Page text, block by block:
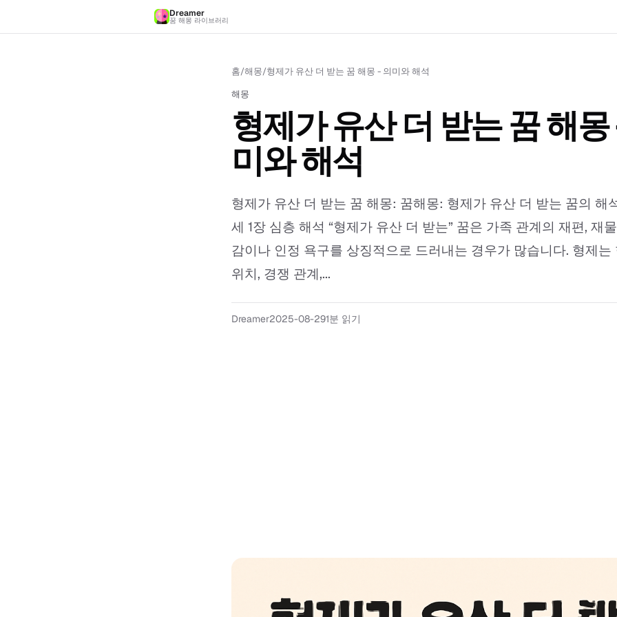
Dreamer
꿈 해몽 라이브러리
홈/해몽/형제가 유산 더 받는 꿈 해몽 - 의미와 해석
해몽
형제가 유산 더 받는 꿈 해
미와 해석
형제가 유산 더 받는 꿈 해몽: 꿈해몽: 형제가 유산 더 받는 꿈의 해
세 1장 심층 해석 “형제가 유산 더 받는” 꿈은 가족 관계의 재편, 재
감이나 인정 욕구를 상징적으로 드러내는 경우가 많습니다. 형제는
위치, 경쟁 관계,...
Dreamer2025-08-291분 읽기